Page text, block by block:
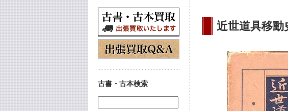
近世道具移動
古書・古本検索